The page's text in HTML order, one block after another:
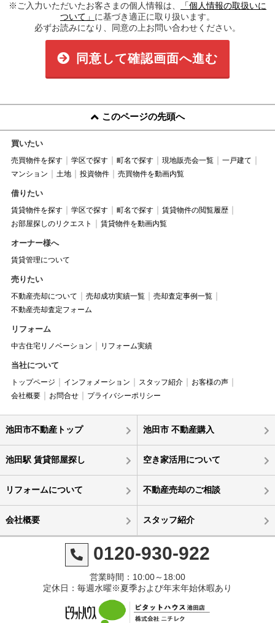
※ご入力いただいたお客さまの個人情報は、
「個人情報の取扱いに
ついて」 に基づき適正に取り扱います。
必ずお読みになり、同意の上お問い合わせください。
同意して確認画面へ進む
このページの先頭へ
買いたい
売買物件を探す 学区で探す 町名で探す 現地販売会一覧
一戸建て
マンション
土地 投資物件 売買物件を動画内覧
借りたい
賃貸物件を探す 学区で探す 町名で探す
賃貸物件の閲覧履歴
お部屋探しのリクエスト
賃貸物件を動画内覧
オーナー様へ
賃貸管理について
売りたい
不動産売却について 売却成功実績一覧
売却査定事例一覧
不動産売却査定フォーム
リフォーム
中古住宅リノベーション リフォーム実績
当社について
トップページ インフォメーション スタッフ紹介
お客様の声
会社概要
お問合せ プライバシーポリシー
池田市不動産トップ 池田市 不動産購入
池田駅 賃貸部屋探し 空き家活用について
リフォームについて 不動産売却のご相談
会社概要 スタッフ紹介
0120-930-922
営業時間：10:00～18:00
定休日：毎週水曜※夏季および年末年始休暇あり